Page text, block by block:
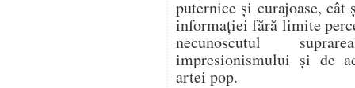
puternice și curajoase,
informației fără limite
necunoscutul
impresionismului și de
artei pop.